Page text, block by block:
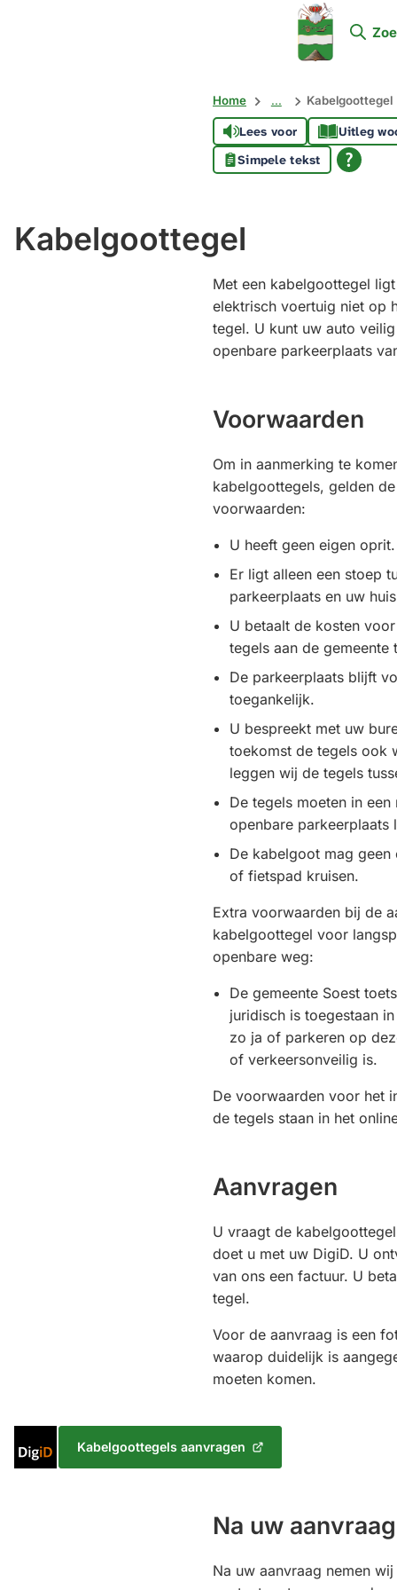
Mijn
Soest
Home ... Kabelgoottegel
Lees voor
Uitleg
Simpele tekst
Kabelgoottegel
Met een kabelgoottegel
elektrisch voertuig niet op
tegel. U kunt uw auto
openbare parkeerplaats
Voorwaarden
Om in aanmerking te
kabelgoottegels, gelden
voorwaarden:
U heeft geen eigen oprit.
Er ligt alleen een stoep
parkeerplaats en uw
U betaalt de kosten
tegels aan de gemeente
De parkeerplaats blijft
toegankelijk.
U bespreekt met uw
toekomst de tegels ook
leggen wij de tegels
De tegels moeten in
openbare parkeerplaats
De kabelgoot mag
of fietspad kruisen.
Extra voorwaarden bij de
kabelgoottegel voor
openbare weg:
De gemeente Soest
juridisch is toegestaan
zo ja of parkeren op
of verkeersonveilig is.
De voorwaarden voor het
de tegels staan in het
Aanvragen
U vraagt de
doet u met uw DigiD. U
van ons een factuur. U
tegel.
Voor de aanvraag is een
waarop duidelijk is
moeten komen.
met
Kabelgoottegels aanvragen
(Verwijst
Na uw
Na uw aanvraag nemen